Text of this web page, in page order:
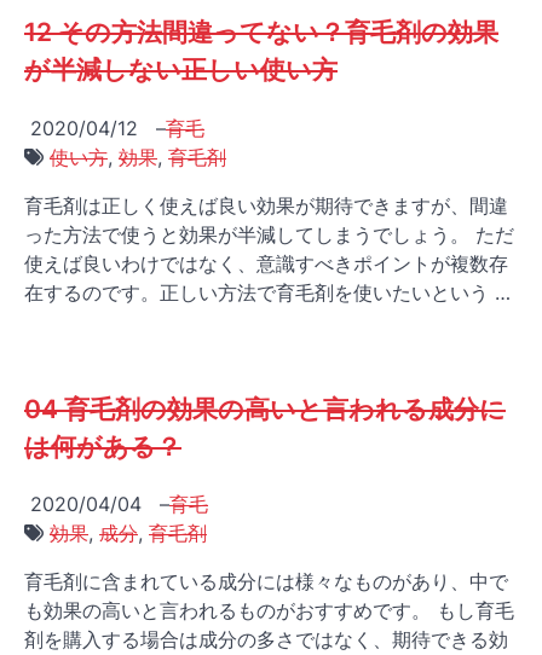
12 その方法間違ってない？育毛剤の効果
が半減しない正しい使い方
2020/04/12 –育毛
使い方, 効果, 育毛剤
育毛剤は正しく使えば良い効果が期待できますが、間違
った方法で使うと効果が半減してしまうでしょう。 ただ
使えば良いわけではなく、意識すべきポイントが複数存
在するのです。正しい方法で育毛剤を使いたいという …
04 育毛剤の効果の高いと言われる成分に
は何がある？
2020/04/04 –育毛
効果, 成分, 育毛剤
育毛剤に含まれている成分には様々なものがあり、中で
も効果の高いと言われるものがおすすめです。 もし育毛
剤を購入する場合は成分の多さではなく、期待できる効